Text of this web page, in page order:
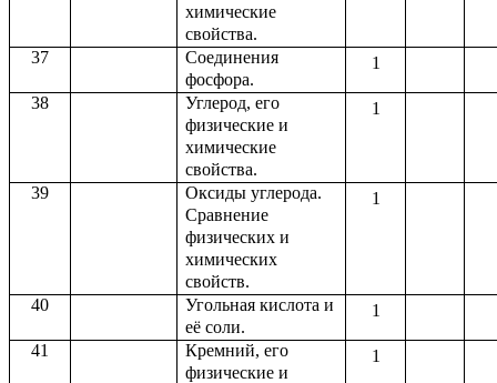
химические
свойства.
37
Соединения
фосфора.
1
38
Углерод, его
физические и
химические
свойства.
1
39
Оксиды углерода.
Сравнение
физических и
химических
свойств.
1
40
Угольная кислота и
её соли.
1
41
Кремний, его
физические и
1